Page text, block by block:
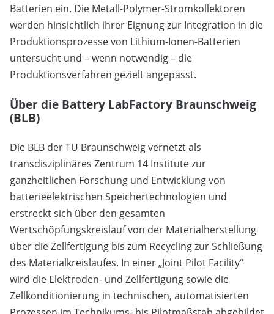
Batterien ein. Die Metall-Polymer-Stromkollektoren
werden hinsichtlich ihrer Eignung zur Integration in die
Produktionsprozesse von Lithium-Ionen-Batterien
untersucht und – wenn notwendig – die
Produktionsverfahren gezielt angepasst.
Über die Battery LabFactory Braunschweig
(BLB)
Die BLB der TU Braunschweig vernetzt als
transdisziplinäres Zentrum 14 Institute zur
ganzheitlichen Forschung und Entwicklung von
batterieelektrischen Speichertechnologien und
erstreckt sich über den gesamten
Wertschöpfungskreislauf von der Materialherstellung
über die Zellfertigung bis zum Recycling zur Schließung
des Materialkreislaufes. In einer „Joint Pilot Facility“
wird die Elektroden- und Zellfertigung sowie die
Zellkonditionierung in technischen, automatisierten